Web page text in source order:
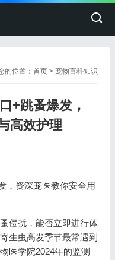
的位置：首页 >宠物百科知识
+跳蚤爆发，
高效护理
，资深宠医教你安全用
侵扰，能否立即进行体
生虫高发季节最常遇到
医学院2024年的监测